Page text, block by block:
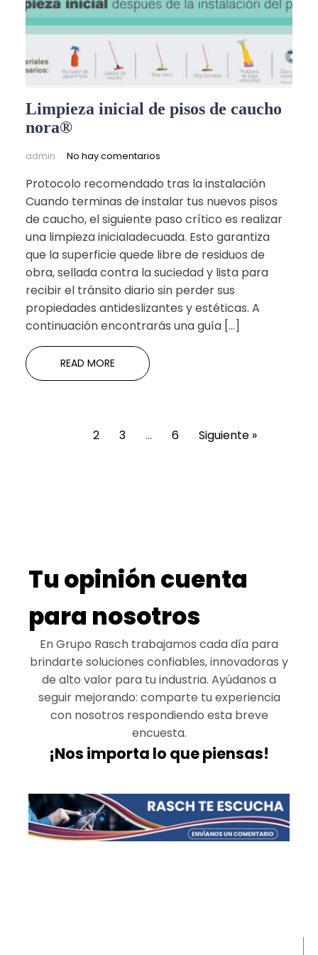
Limpieza inicial de pisos de caucho
nora®
admin No hay comentarios
Protocolo recomendado tras la instalación
Cuando terminas de instalar tus nuevos pisos
de caucho, el siguiente paso crítico es realizar
una limpieza inicialadecuada. Esto garantiza
que la superficie quede libre de residuos de
obra, sellada contra la suciedad y lista para
recibir el tránsito diario sin perder sus
propiedades antideslizantes y estéticas. A
continuación encontrarás una guía […]
READ MORE
2 3 … 6 Siguiente »
Tu opinión cuenta
para nosotros
En Grupo Rasch trabajamos cada día para
brindarte soluciones confiables, innovadoras y
de alto valor para tu industria. Ayúdanos a
seguir mejorando: comparte tu experiencia
con nosotros respondiendo esta breve
encuesta.
¡Nos importa lo que piensas!